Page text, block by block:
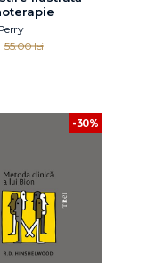
55.00 lei
-30%